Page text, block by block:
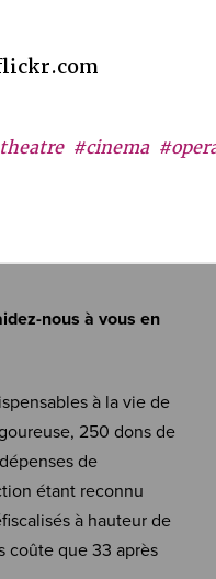
#cinema
nous à vous en
à la vie de
250 dons de
de
étant reconnu
à hauteur de
coûte que 33 après